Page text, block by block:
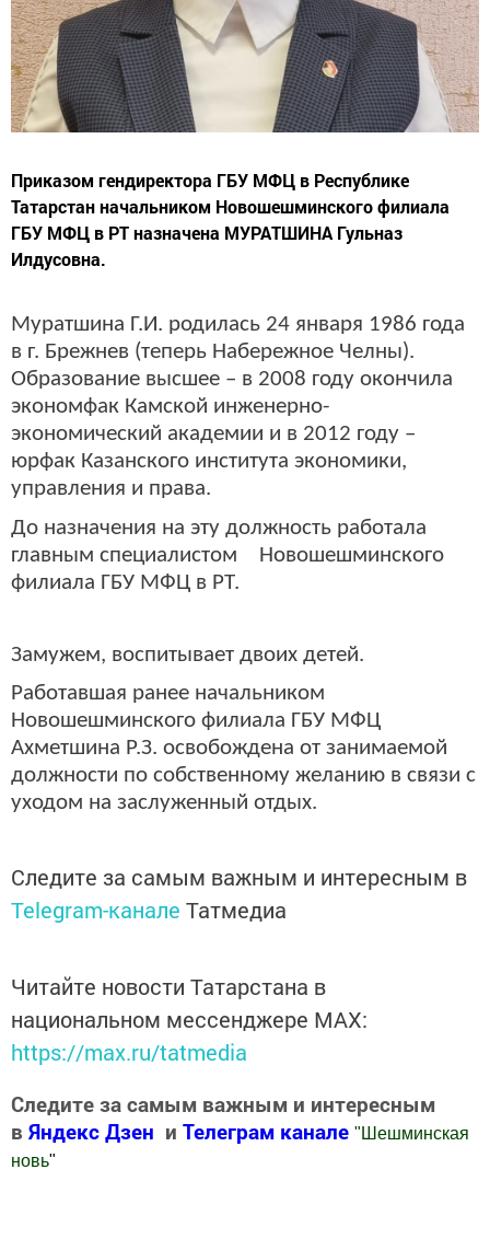
Приказом гендиректора ГБУ МФЦ в Республике
Татарстан начальником Новошешминского филиала
ГБУ МФЦ в РТ назначена МУРАТШИНА Гульназ
Илдусовна.
Муратшина Г.И. родилась 24 января 1986 года
в г. Брежнев (теперь Набережное Челны).
Образование высшее – в 2008 году окончила
экономфак Камской инженерно-
экономический академии и в 2012 году –
юрфак Казанского института экономики,
управления и права.
До назначения на эту должность работала
главным специалистом Новошешминского
филиала ГБУ МФЦ в РТ.
Замужем, воспитывает двоих детей.
Работавшая ранее начальником
Новошешминского филиала ГБУ МФЦ
Ахметшина Р.З. освобождена от занимаемой
должности по собственному желанию в связи с
уходом на заслуженный отдых.
Следите за самым важным и интересным в
Telegram-канале Татмедиа
Читайте новости Татарстана в
национальном мессенджере MАХ:
https://max.ru/tatmedia
Следите за самым важным и интересным
в Яндекс Дзен и Телеграм канале " Шешминская
новь"